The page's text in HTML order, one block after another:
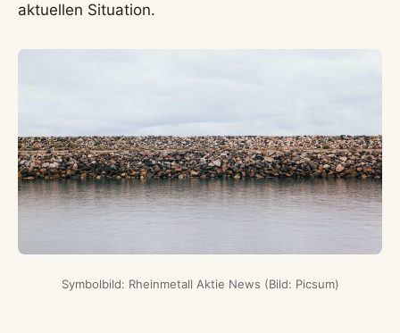
aktuellen Situation.
Symbolbild: Rheinmetall Aktie News (Bild: Picsum)